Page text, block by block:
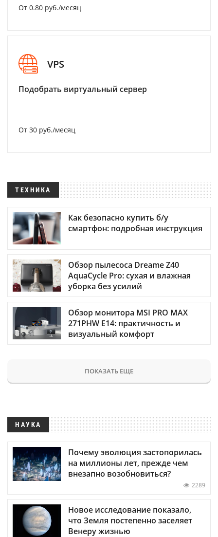
От 0.80 руб./месяц
VPS
Подобрать виртуальный сервер
От 30 руб./месяц
ТЕХНИКА
Как безопасно купить б/у
смартфон: подробная инструкция
Обзор пылесоса Dreame Z40
AquaCycle Pro: сухая и влажная
уборка без усилий
Обзор монитора MSI PRO MAX
271PHW E14: практичность и
визуальный комфорт
ПОКАЗАТЬ ЕЩЕ
НАУКА
Почему эволюция застопорилась
на миллионы лет, прежде чем
внезапно возобновиться?
2289
Новое исследование показало,
что Земля постепенно заселяет
Венеру жизнью